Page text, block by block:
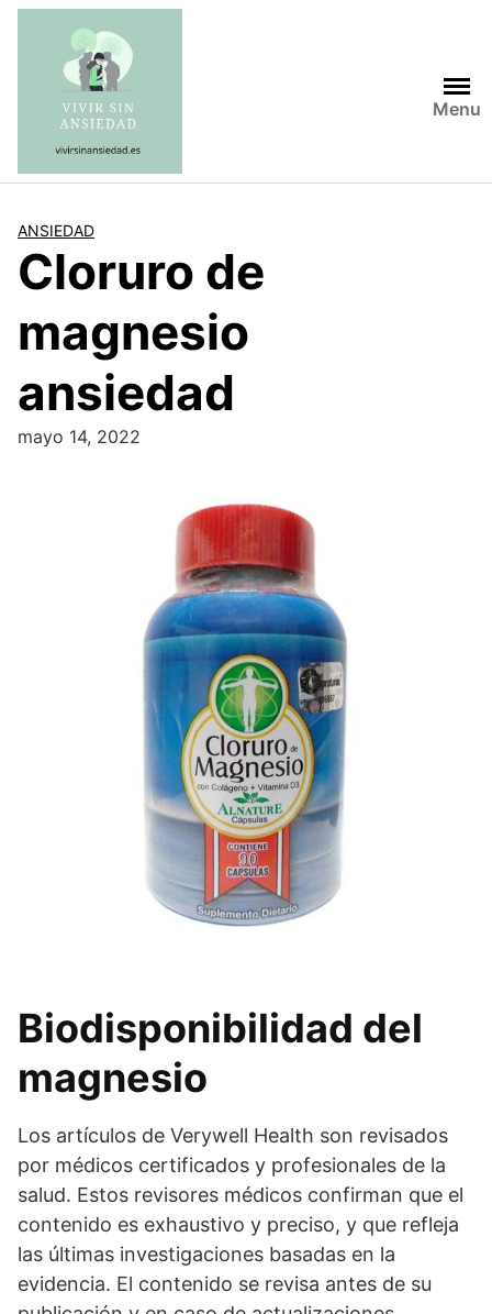
Saltar
contenido
Menu
ANSIEDAD
Cloruro de
magnesio
ansiedad
mayo 14, 2022
Biodisponibilidad del
magnesio
Los artículos de Verywell Health son revisados
por médicos certificados y profesionales de la
salud. Estos revisores médicos confirman que el
contenido es exhaustivo y preciso, y que refleja
las últimas investigaciones basadas en la
evidencia. El contenido se revisa antes de su